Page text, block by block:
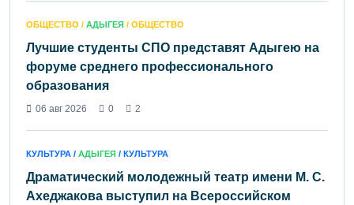
ОБЩЕСТВО / АДЫГЕЯ / ОБЩЕСТВО
Лучшие студенты СПО представят Адыгею на
форуме среднего профессионального
образования
06 авг 2026 0 2
КУЛЬТУРА / АДЫГЕЯ / КУЛЬТУРА
Драматический молодежный театр имени М. С.
Ахеджакова выступил на Всероссийском